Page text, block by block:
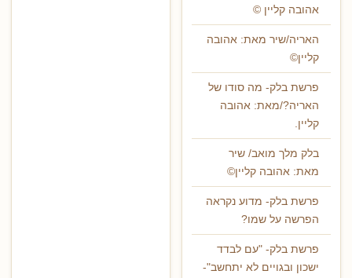
אהובה קליין ©
האריה/שיר מאת: אהובה
קליין©
פרשת בלק- מה סודו של
האריה?/מאת: אהובה
קליין.
בלק מלך מואב/ שיר
מאת: אהובה קליין©
פרשת בלק- מדוע נקראה
הפרשה על שמו?
פרשת בלק- "עם לבדד
ישכון ובגויים לא יתחשב"-